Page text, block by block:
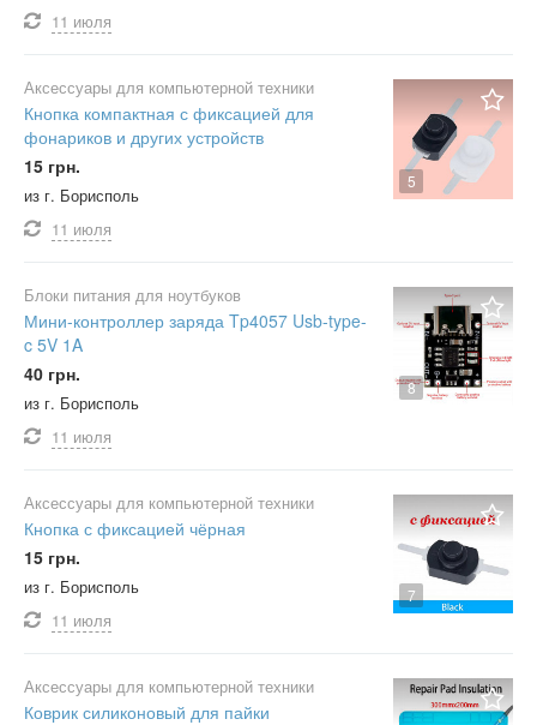
11 июля
5
Аксессуары для компьютерной техники
Кнопка компактная с фиксацией для
фонариков и других устройств
15 грн.
из г. Борисполь
11 июля
8
Блоки питания для ноутбуков
Мини-контроллер заряда Tp4057 Usb-type-
c 5V 1A
40 грн.
из г. Борисполь
11 июля
7
Аксессуары для компьютерной техники
Кнопка с фиксацией чёрная
15 грн.
из г. Борисполь
11 июля
Аксессуары для компьютерной техники
Коврик силиконовый для пайки